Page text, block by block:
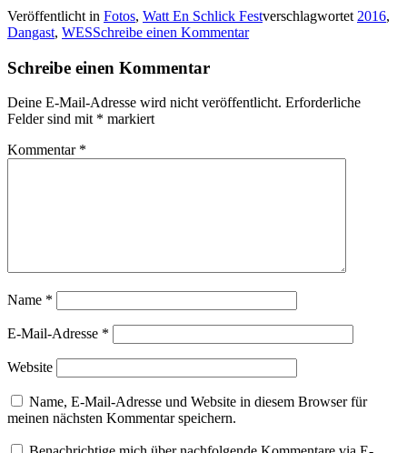
Veröffentlicht in Fotos, Watt En Schlick Festverschlagwortet 2016,
Dangast, WESvon
Schreibe einen Kommentar
Schreibe einen Kommentar
Deine E-Mail-Adresse wird nicht veröffentlicht. Erforderliche
Felder sind mit * markiert
Kommentar *
Name *
E-Mail-Adresse *
Website
Name, E-Mail-Adresse und Website in diesem Browser für
meinen nächsten Kommentar speichern.